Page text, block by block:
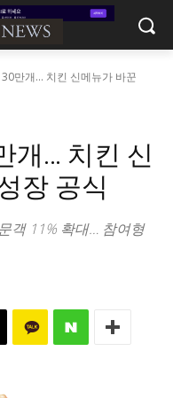
만개… 치킨 신메뉴가 바꾼
개… 치킨 신
장 공식
객 11% 확대… 참여형